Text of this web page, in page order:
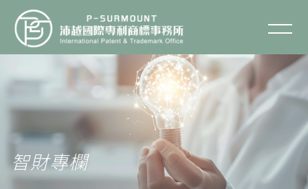
智財專欄
關於沛越
服務項目
服務流程
聯絡我們
智財專欄